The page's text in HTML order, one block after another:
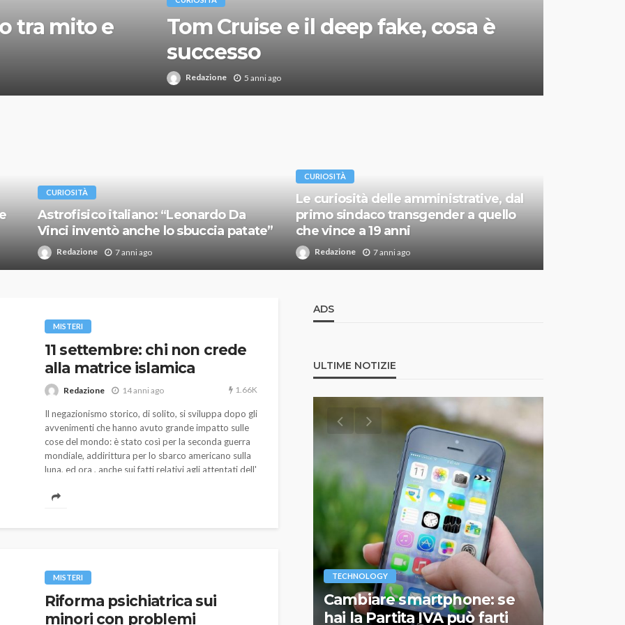
tra mito e
Tom Cruise e il deep fake, cosa è
successo
Redazione 5 anni ago
CURIOSITÀ
Astrofisico italiano: “Leonardo Da
Vinci inventò anche lo sbuccia patate”
Redazione 7 anni ago
CURIOSITÀ
Le curiosità delle amministrative, dal
primo sindaco transgender a quello
che vince a 19 anni
Redazione 7 anni ago
MISTERI
11 settembre: chi non crede
alla matrice islamica
Redazione 14 anni ago 1.66K
Il negazionismo storico, di solito, si sviluppa dopo gli
avvenimenti che hanno avuto grande impatto sulle
cose del mondo: è stato così per la seconda guerra
mondiale, addirittura per lo sbarco americano sulla
luna, ed ora , anche sui fatti relativi agli attentati dell'
hanno sicuramente cambiato il modo di essere del
MISTERI
Riforma psichiatrica sui
minori con problemi
ADS
ULTIME NOTIZIE
passione per
l’automobilismo
TECHNOLOGY
Cambiare smartphone: se
hai la Partita IVA può farti